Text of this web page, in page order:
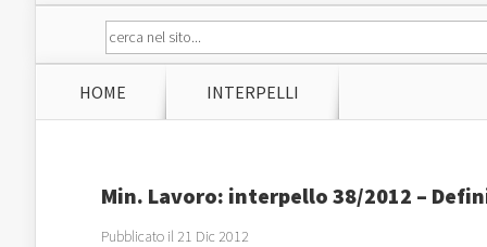
HOME INTERPELLI
Min. Lavoro: interpello 38/2012 –
Pubblicato il 21 Dic 2012